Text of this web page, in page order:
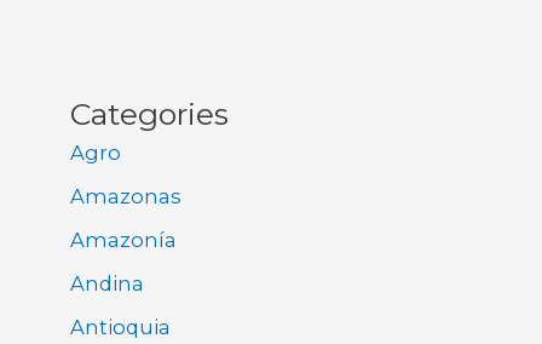
Categories
Agro
Amazonas
Amazonía
Andina
Antioquia